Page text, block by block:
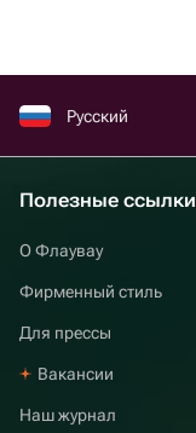
Русский
Полезные ссылки
О Флаувау
Фирменный стиль
Для прессы
Вакансии
Наш журнал